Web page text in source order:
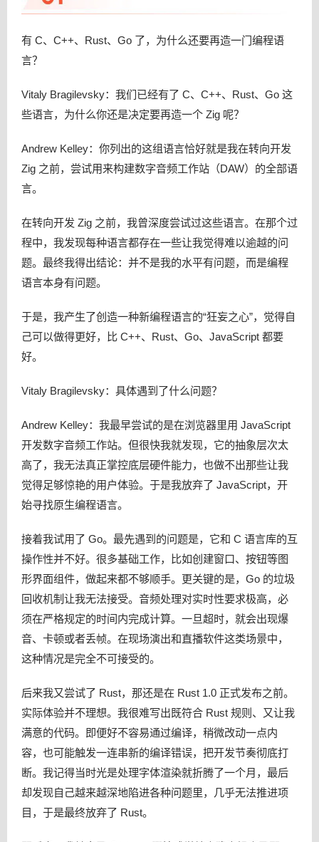
有 C、C++、Rust、Go 了，为什么还要再造一门编程语
言？
Vitaly Bragilevsky：我们已经有了 C、C++、Rust、Go 这
些语言，为什么你还是决定要再造一个 Zig 呢？
Andrew Kelley：你列出的这组语言恰好就是我在转向开发
Zig 之前，尝试用来构建数字音频工作站（DAW）的全部语
言。
在转向开发 Zig 之前，我曾深度尝试过这些语言。在那个过
程中，我发现每种语言都存在一些让我觉得难以逾越的问
题。最终我得出结论：并不是我的水平有问题，而是编程
语言本身有问题。
于是，我产生了创造一种新编程语言的“狂妄之心”，觉得自
己可以做得更好，比 C++、Rust、Go、JavaScript 都要
好。
Vitaly Bragilevsky：具体遇到了什么问题？
Andrew Kelley：我最早尝试的是在浏览器里用 JavaScript
开发数字音频工作站。但很快我就发现，它的抽象层次太
高了，我无法真正掌控底层硬件能力，也做不出那些让我
觉得足够惊艳的用户体验。于是我放弃了 JavaScript，开
始寻找原生编程语言。
接着我试用了 Go。最先遇到的问题是，它和 C 语言库的互
操作性并不好。很多基础工作，比如创建窗口、按钮等图
形界面组件，做起来都不够顺手。更关键的是，Go 的垃圾
回收机制让我无法接受。音频处理对实时性要求极高，必
须在严格规定的时间内完成计算。一旦超时，就会出现爆
音、卡顿或者丢帧。在现场演出和直播软件这类场景中，
这种情况是完全不可接受的。
后来我又尝试了 Rust，那还是在 Rust 1.0 正式发布之前。
实际体验并不理想。我很难写出既符合 Rust 规则、又让我
满意的代码。即便好不容易通过编译，稍微改动一点内
容，也可能触发一连串新的编译错误，把开发节奏彻底打
断。我记得当时光是处理字体渲染就折腾了一个月，最后
却发现自己越来越深地陷进各种问题里，几乎无法推进项
目，于是最终放弃了 Rust。